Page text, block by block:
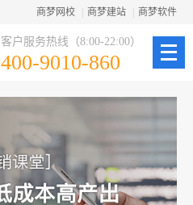
商梦网校 商梦建站 商梦软件
客户服务热线（8:00-22:00）
400-9010-860